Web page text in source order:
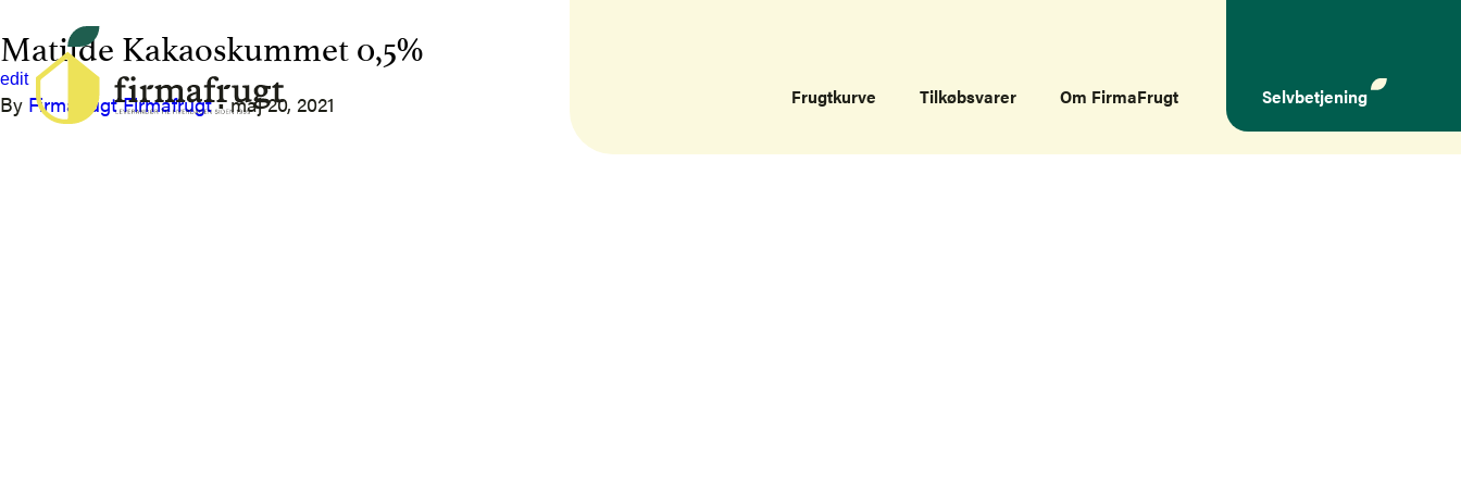
Frugtkurve Tilkøbsvarer Om FirmaFrugt Selvbetjening
Matilde Kakaoskummet 0,5%
edit
By Firmafrugt Firmafrugt• maj 20, 2021